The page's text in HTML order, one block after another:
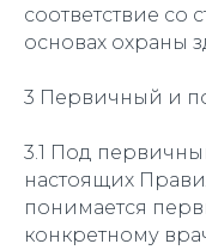
соответствие со
основах охраны
3 Первичный и
3.1 Под
настоящих
понимается
конкретному